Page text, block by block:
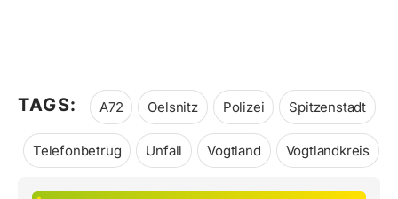
TAGS: A72 Oelsnitz Polizei Spitzenstadt
Telefonbetrug Unfall Vogtland Vogtlandkreis